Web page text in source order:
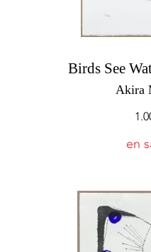
Birds See
Akira
en